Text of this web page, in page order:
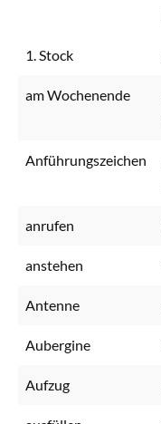
1. Stock
am Wochenende
Anführungszeichen
anrufen
anstehen
Antenne
Aubergine
Aufzug